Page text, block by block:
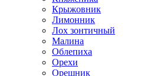
Крыжовник
Лимонник
Лох зонтичный
Малина
Облепиха
Орехи
Орешник